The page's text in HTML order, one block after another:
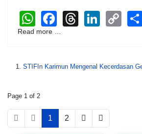
WhatsApp
Facebook
Threads
Read more …
STIFIn Karimun Mengenal Kecerdasan
Page 1 of 2
1 2